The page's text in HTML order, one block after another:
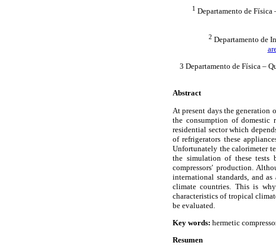
1 Departamento de
2 Departamento de
3 Departamento de Física –
Abstract
At present days the generation
the consumption of
residential sector which
of refrigerators these
Unfortunately the calorimeter
the simulation of these tests
compressorsʹ production.
international standards, and
climate countries. This is
characteristics of tropical
be evaluated.
Key words: hermetic
Resumen